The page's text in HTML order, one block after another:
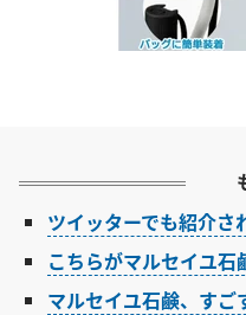
ツイッターでも紹介さ
こちらがマルセイユ石
マルセイユ石鹸、すご